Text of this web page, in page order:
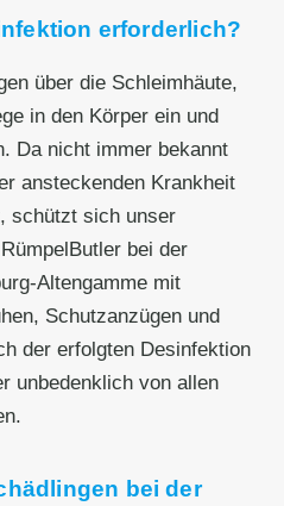
erforderlich?
über die Schleimhäute,
in den Körper ein und
Da nicht immer bekannt
ansteckenden Krankheit
schützt sich unser
bei der
Altengamme mit
Schutzanzügen und
der erfolgten Desinfektion
unbedenklich von allen
bei der